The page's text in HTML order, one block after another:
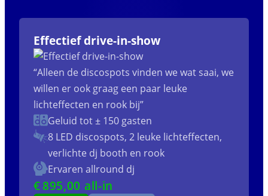
Effectief drive-in-show
“Alleen de discospots vinden we wat saai, we
willen er ook graag een paar leuke
lichteffecten en rook bij”
Geluid tot ± 150 gasten
8 LED discospots, 2 leuke lichteffecten,
verlichte dj booth en rook
Ervaren allround dj
€895,00 all-in